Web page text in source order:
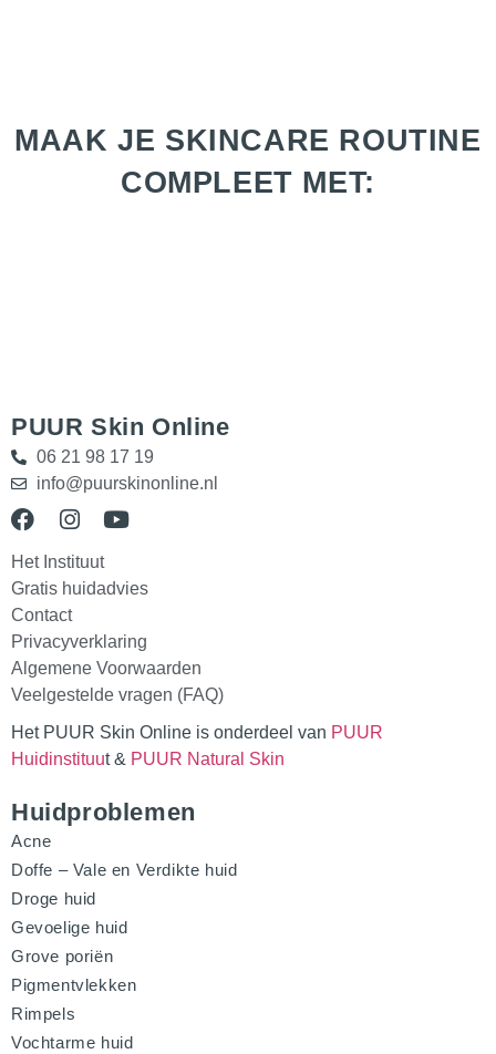
MAAK JE SKINCARE ROUTINE
COMPLEET MET:
PUUR Skin Online
06 21 98 17 19
info@puurskinonline.nl
Het Instituut
Gratis huidadvies
Contact
Privacyverklaring
Algemene Voorwaarden
Veelgestelde vragen (FAQ)
Het PUUR Skin Online is onderdeel van PUUR
Huidinstituut & PUUR Natural Skin
Huidproblemen
Acne
Doffe – Vale en Verdikte huid
Droge huid
Gevoelige huid
Grove poriën
Pigmentvlekken
Rimpels
Vochtarme huid